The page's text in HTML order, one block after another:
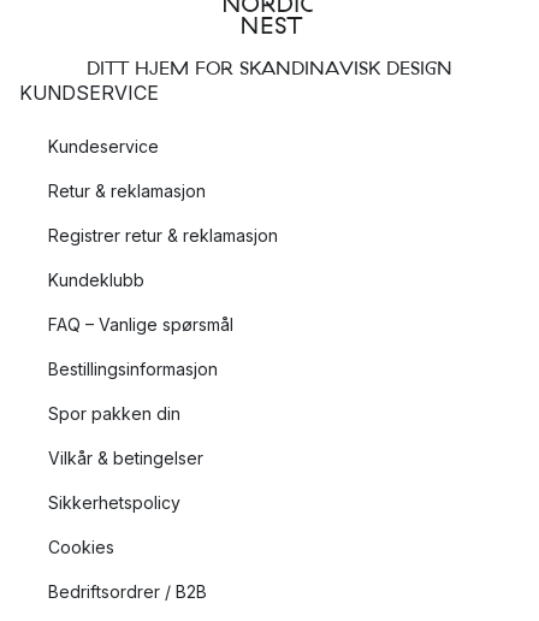
DITT HJEM FOR SKANDINAVISK DESIGN
KUNDSERVICE
Kundeservice
Retur & reklamasjon
Registrer retur & reklamasjon
Kundeklubb
FAQ – Vanlige spørsmål
Bestillingsinformasjon
Spor pakken din
Vilkår & betingelser
Sikkerhetspolicy
Cookies
Bedriftsordrer / B2B